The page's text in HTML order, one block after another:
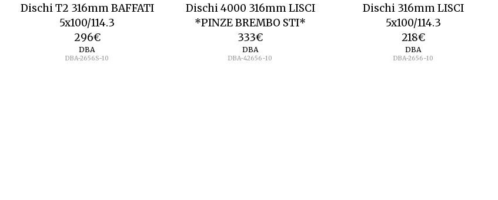
Dischi T2 316mm BAFFATI
5x100/114.3
296€
DBA
DBA-2656S-10
Dischi 4000 316mm LISCI
*PINZE BREMBO STI*
333€
DBA
DBA-42656-10
Dischi 316mm LISCI
5x100/114.3
218€
DBA
DBA-2656-10